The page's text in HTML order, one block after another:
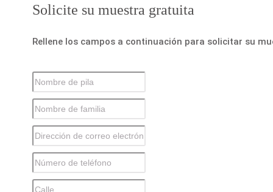
Solicite su muestra gratuita
Rellene los campos a continuación para solicitar su